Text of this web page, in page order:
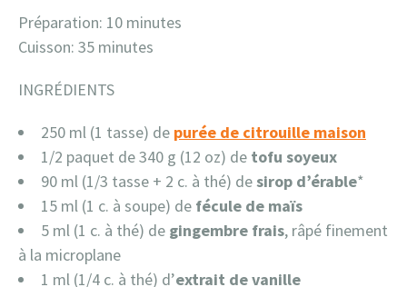
Préparation: 10 minutes
Cuisson: 35 minutes
INGRÉDIENTS
250 ml (1 tasse) de purée de citrouille maison
1/2 paquet de 340 g (12 oz) de tofu soyeux
90 ml (1/3 tasse + 2 c. à thé) desirop d’érable*
15 ml (1 c. à soupe) de fécule de maïs
5 ml (1 c. à thé) de gingembre frais, râpé finement
à la microplane
1 ml (1/4 c. à thé) d’extrait de vanille